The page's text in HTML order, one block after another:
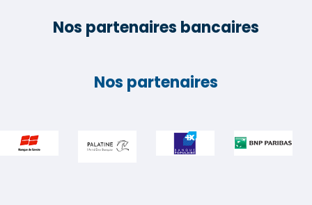
Nos partenaires bancaires
Nos partenaires